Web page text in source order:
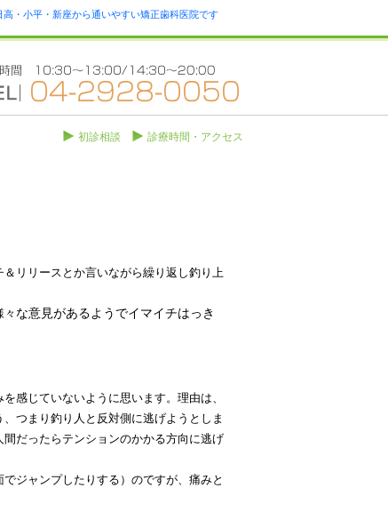
・小平・新座から通いやすい矯正歯科医院です
診療時間・アクセス
初診相談
リリースとか言いながら繰り返し釣り上
な意見があるようでイマイチはっき
感じていないように思います。理由は、
つまり釣り人と反対側に逃げようとしま
だったらテンションのかかる方向に逃げ
ジャンプしたりする）のですが、痛みと